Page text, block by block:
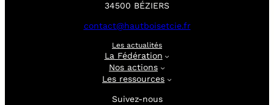
34500 BÉZIERS
contact@hautboisetcie.fr
Les actualités
La Fédération
Nos actions
Les ressources
Suivez-nous